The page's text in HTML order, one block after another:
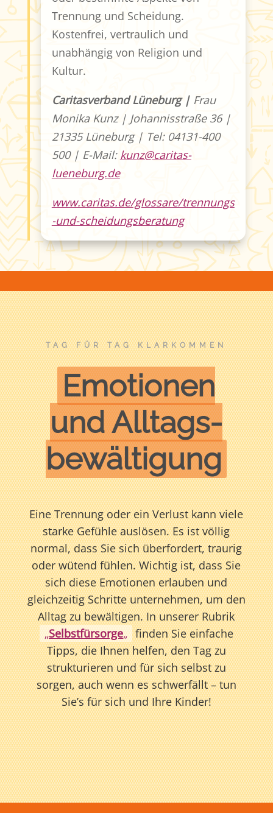
Trennung und Scheidung.
Kostenfrei, vertraulich und
unabhängig von Religion und
Kultur.
Caritasverband Lüneburg | Frau
Monika Kunz | Johannisstraße 36 |
21335 Lüneburg | Tel: 04131-400
500 | E-Mail: kunz@caritas-
lueneburg.de
www.caritas.de/glossare/trennungs
-und-scheidungsberatung
TAG FÜR TAG KLARKOMMEN
Emotionen
und Alltags­
bewältigung
Eine Trennung oder ein Verlust kann viele
starke Gefühle auslösen. Es ist völlig
normal, dass Sie sich überfordert, traurig
oder wütend fühlen. Wichtig ist, dass Sie
sich diese Emotionen erlauben und
gleichzeitig Schritte unternehmen, um den
Alltag zu bewältigen. In unserer Rubrik
„Selbstfürsorge„ finden Sie einfache
Tipps, die Ihnen helfen, den Tag zu
strukturieren und für sich selbst zu
sorgen, auch wenn es schwerfällt – tun
Sie’s für sich und Ihre Kinder!